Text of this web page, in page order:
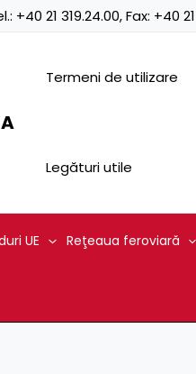
+40 21 319.24.00, Fax: +40
Termeni de utilizare
Legături utile
UE Reţeaua feroviară